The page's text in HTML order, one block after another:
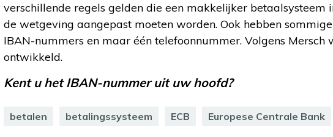
verschillende regels gelden die een makkelijker betaalsysteem
de wetgeving aangepast moeten worden. Ook hebben
IBAN-nummers en maar één telefoonnummer. Volgens Mersch
ontwikkeld.
Kent u het IBAN-nummer uit uw hoofd?
betalen betalingssysteem ECB Europese Centrale Bank